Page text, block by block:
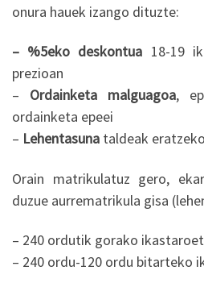
onura hauek izango dituzte:
– %5eko deskontua 18-19
prezioan
– Ordainketa malguagoa,
ordainketa epeei
– Lehentasuna taldeak
Orain matrikulatuz gero,
duzue aurrematrikula gisa
– 240 ordutik gorako
– 240 ordu-120 ordu bitarteko